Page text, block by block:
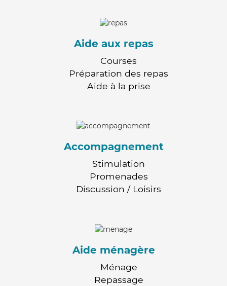
Aide aux repas
Courses
Préparation des repas
Aide à la prise
Accompagnement
Stimulation
Promenades
Discussion / Loisirs
Aide ménagère
Ménage
Repassage